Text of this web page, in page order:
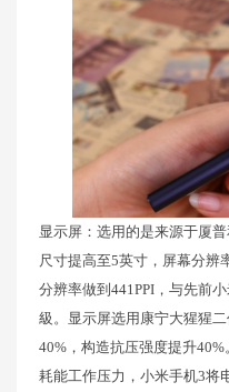
显示屏：选用的是来源于厦
尺寸提高至5英寸，屏幕分辨
分辨率做到441PPI，与先前
級。显示屏选用康宁大猩猩
40%，构造抗压强度提升
耗能工作压力，小米手机3将